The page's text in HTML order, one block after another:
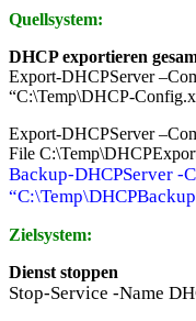
Quellsystem:
DHCP exportieren
Export-DHCPServer
“C:\Temp\DHCP-
Export-DHCPServer
File
Backup-DHCPServer -
Zielsystem:
Dienst stoppen
Stop-Service -Name